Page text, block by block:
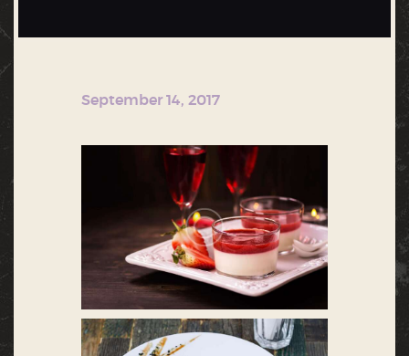
September 14, 2017